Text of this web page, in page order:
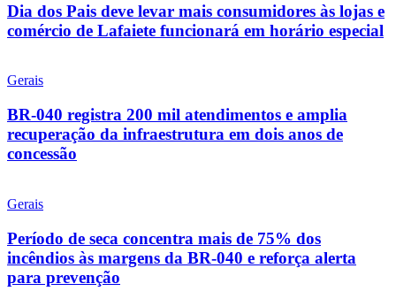
Dia dos Pais deve levar mais consumidores às lojas e
comércio de Lafaiete funcionará em horário especial
Gerais
BR-040 registra 200 mil atendimentos e amplia
recuperação da infraestrutura em dois anos de
concessão
Gerais
Período de seca concentra mais de 75% dos
incêndios às margens da BR-040 e reforça alerta
para prevenção